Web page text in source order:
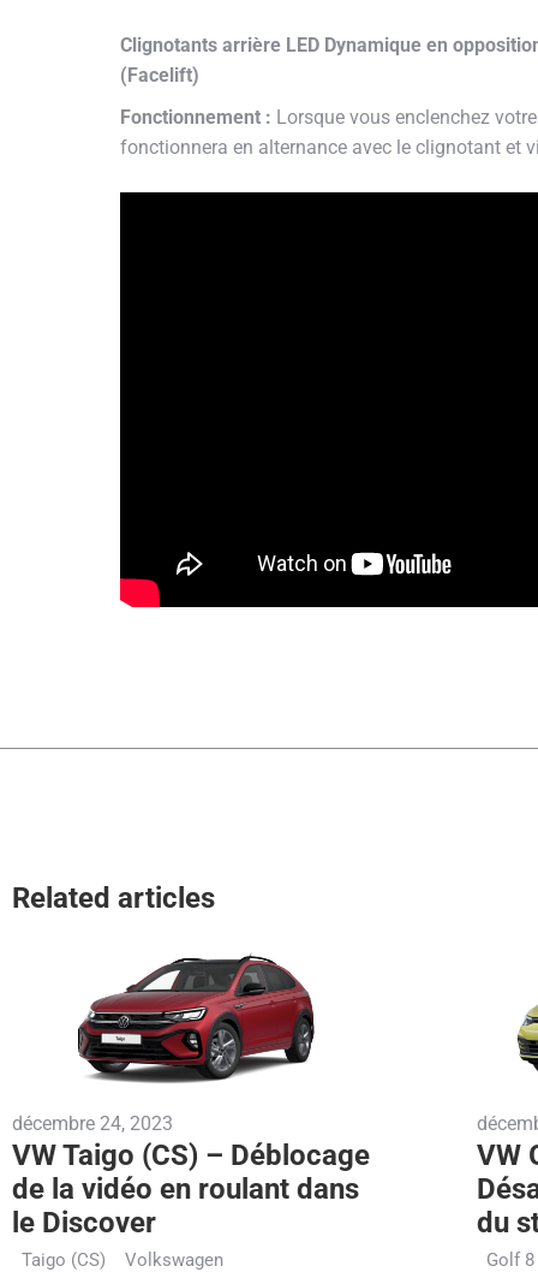
Clignotants arrière LED Dynamique en
(Facelift)
Fonctionnement : Lorsque vous enclenchez
fonctionnera en alternance avec le clignotant et
Related articles
décembre 24, 2023
VW Taigo (CS) – Déblocage
de la vidéo en roulant dans
le Discover
Taigo (CS) Volkswagen
VW
du
Golf 8